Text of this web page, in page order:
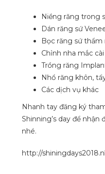
Niềng răng trong
Dán răng sứ
Bọc răng sứ thẩm
Chỉnh nha mắc cài
Trồng răng
Nhổ răng khôn,
Các dịch vụ khác
Nhanh tay đăng ký
Shinning’s day để nhận
nhé.
http://